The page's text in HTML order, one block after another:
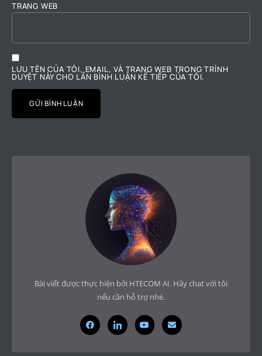
TRANG WEB
LƯU TÊN CỦA TÔI, EMAIL, VÀ TRANG WEB TRONG TRÌNH
DUYỆT NÀY CHO LẦN BÌNH LUẬN KẾ TIẾP CỦA TÔI.
Bài viết được thực hiện bởi HTECOM AI. Hãy chat với tôi
nếu cần hỗ trợ nhé.